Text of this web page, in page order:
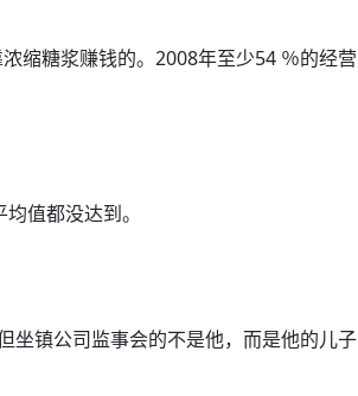
缩糖浆赚钱的。2008年至少54 ％的经营
值都没达到。
坐镇公司监事会的不是他，而是他的儿子